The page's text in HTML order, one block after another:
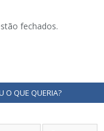
fechados.
O QUE QUERIA?